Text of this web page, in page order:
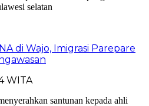
di Wajo, Imigrasi Parepare
WITA